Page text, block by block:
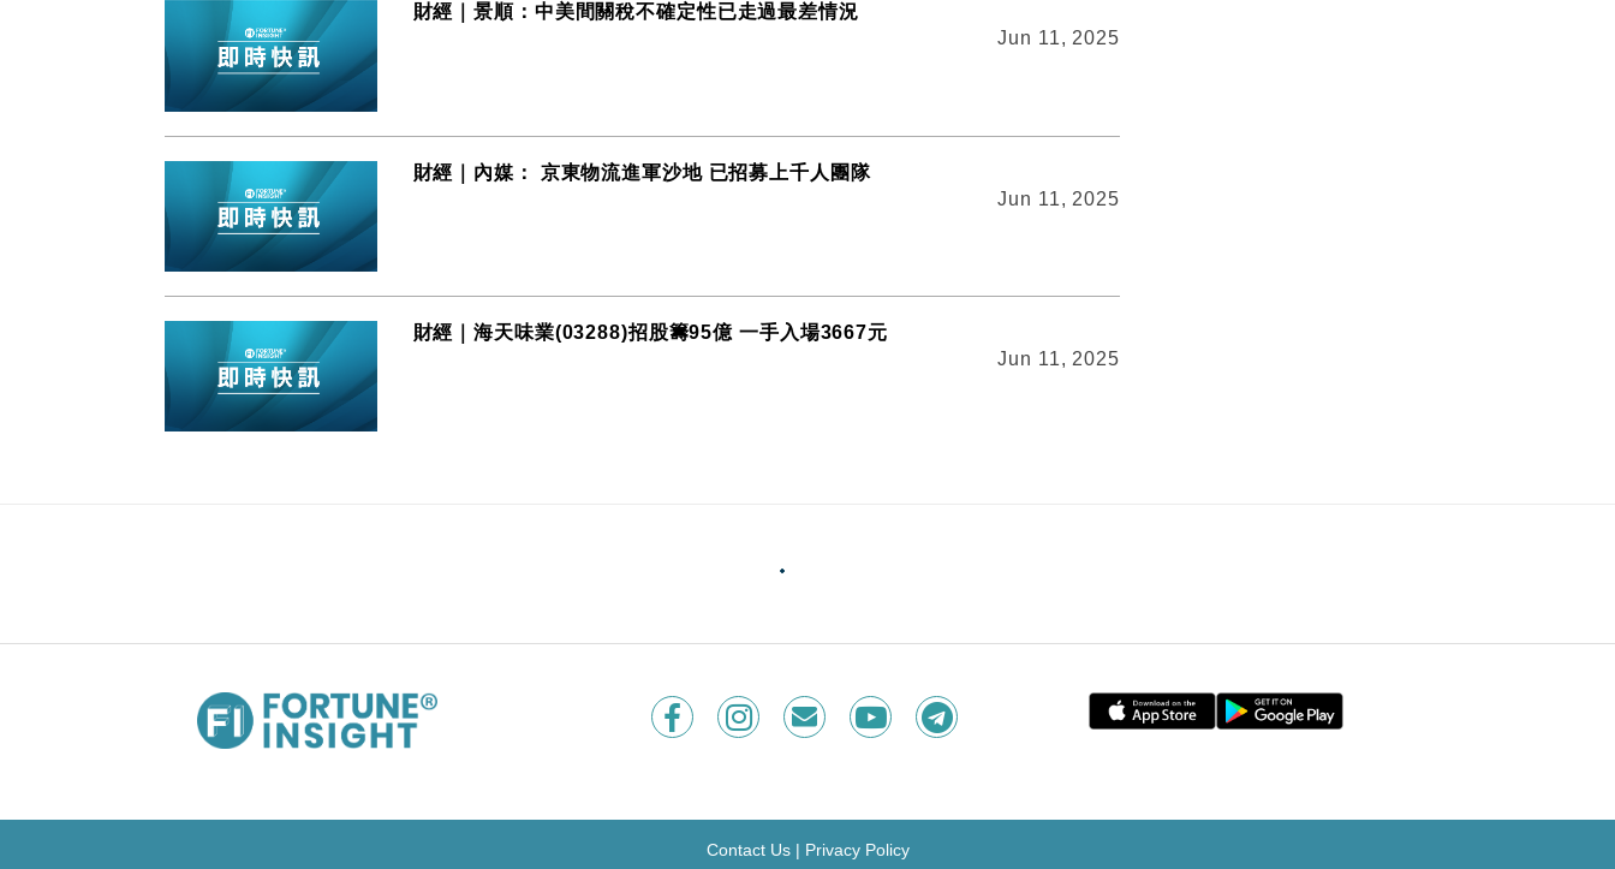
財經｜景順：中美間關稅不確定性已走過最差情況
Jun 11, 2025
財經｜內媒： 京東物流進軍沙地 已招募上千人團隊
Jun 11, 2025
財經｜海天味業(03288)招股籌95億 一手入場3667元
Jun 11, 2025
11/06/2025 14:15
中美兩國就貿易框架達成共識。景順亞太區（日本除外）環球市場策略師趙耀庭認為是良好訊號，意味兩國間的關稅不確定性已